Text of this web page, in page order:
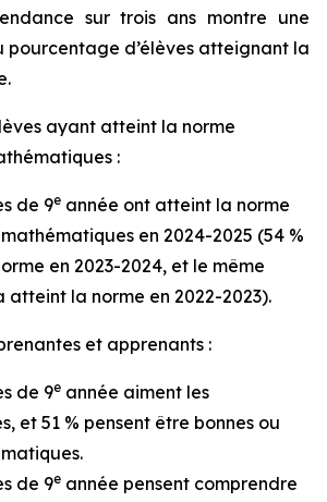
sur trois ans montre une
d’élèves atteignant la
ayant atteint la norme
:
de 9e année ont atteint la norme
en 2024-2025 (54 %
en 2023-2024, et le même
la norme en 2022-2023).
et apprenants :
de 9e année aiment les
et 51 % pensent être bonnes ou
de 9e année pensent comprendre